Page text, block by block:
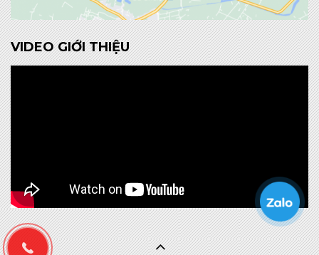
VIDEO GIỚI THIỆU